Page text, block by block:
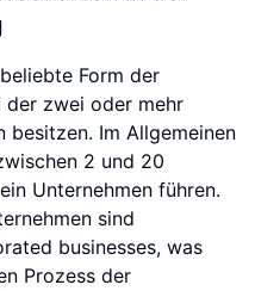
Form der
der zwei oder mehr
besitzen. Im Allgemeinen
2 und 20
Unternehmen führen.
sind
businesses, was
Prozess der